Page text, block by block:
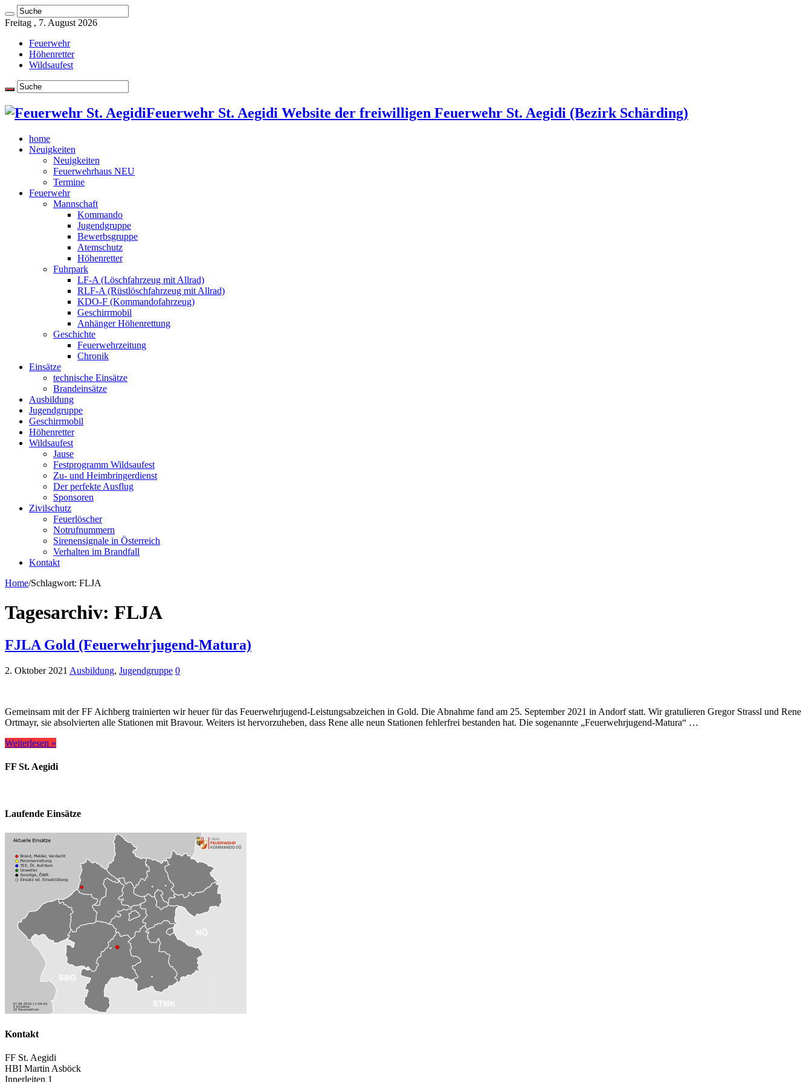
Freitag , 7. August 2026
Feuerwehr
Höhenretter
Wildsaufest
Feuerwehr St. Aegidi Website der freiwilligen Feuerwehr St. Aegidi (Bezirk Schärding)
home
Neuigkeiten
Neuigkeiten
Feuerwehrhaus NEU
Termine
Feuerwehr
Mannschaft
Kommando
Jugendgruppe
Bewerbsgruppe
Atemschutz
Höhenretter
Fuhrpark
LF-A (Löschfahrzeug mit Allrad)
RLF-A (Rüstlöschfahrzeug mit Allrad)
KDO-F (Kommandofahrzeug)
Geschirrmobil
Anhänger Höhenrettung
Geschichte
Feuerwehrzeitung
Chronik
Einsätze
technische Einsätze
Brandeinsätze
Ausbildung
Jugendgruppe
Geschirrmobil
Höhenretter
Wildsaufest
Jause
Festprogramm Wildsaufest
Zu- und Heimbringerdienst
Der perfekte Ausflug
Sponsoren
Zivilschutz
Feuerlöscher
Notrufnummern
Sirenensignale in Österreich
Verhalten im Brandfall
Kontakt
Home/Schlagwort: FLJA
Tagesarchiv: FLJA
FJLA Gold (Feuerwehrjugend-Matura)
2. Oktober 2021 Ausbildung, Jugendgruppe 0
Gemeinsam mit der FF Aichberg trainierten wir heuer für das Feuerwehrjugend-Leistungsabzeichen in Gold. Die Abnahme fand am 25. September 2021 in Andorf statt. Wir gratulieren Gregor Strassl und Rene
Ortmayr, sie absolvierten alle Stationen mit Bravour. Weiters ist hervorzuheben, dass Rene alle neun Stationen fehlerfrei bestanden hat. Die sogenannte „Feuerwehrjugend-Matura“ …
Weiterlesen »
FF St. Aegidi
Laufende Einsätze
Kontakt
FF St. Aegidi
HBI Martin Asböck
Innerleiten 1